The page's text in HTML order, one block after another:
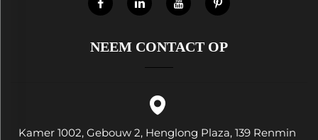
NEEM CONTACT OP
Kamer 1002, Gebouw 2, Henglong Plaza, 139 Renmin